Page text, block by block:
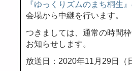
『ゆっくりズムのまち桐生
会場から中継を行います。
つきましては、通常の時間
お知らせします。
放送日：2020年11月29日（